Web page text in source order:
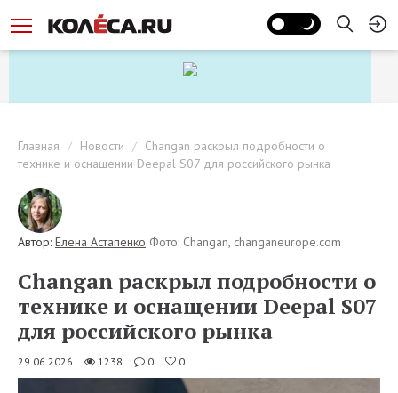
Главная Новости
Changan раскрыл подробности о
технике и оснащении Deepal S07 для российского рынка
Автор: Елена Астапенко Фото: Changan, changaneurope.com
Changan раскрыл подробности о
технике и оснащении Deepal S07
для российского рынка
29.06.2026 1238 0 0